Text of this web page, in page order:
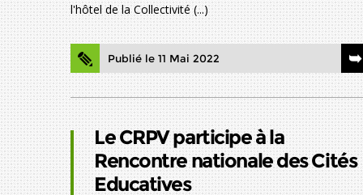
l'hôtel de la Collectivité (...)
Publié le 11 Mai 2022
Le CRPV participe à la
Rencontre nationale des Cités
Educatives